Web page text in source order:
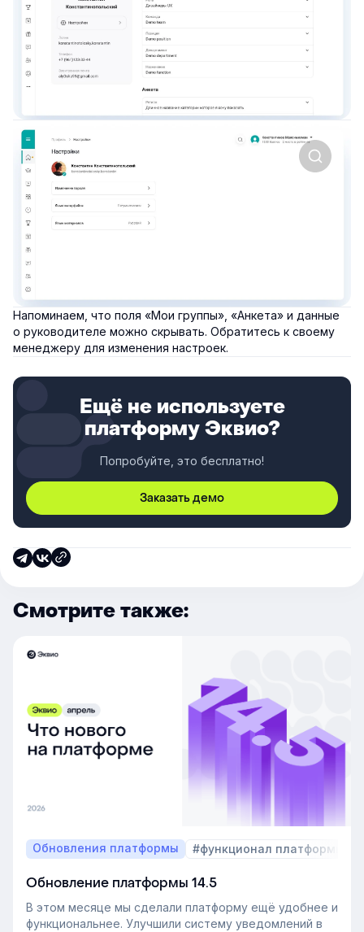
Напоминаем, что поля «Мои группы», «Анкета» и данные
о руководителе можно скрывать. Обратитесь к своему
менеджеру для изменения настроек.
Ещё не используете
платформу Эквио?
Попробуйте, это бесплатно!
Заказать демо
Смотрите также:
Обновления платформы #функционал платформы
Обновление платформы 14.5
В этом месяце мы сделали платформу ещё удобнее и
функциональнее. Улучшили систему уведомлений в